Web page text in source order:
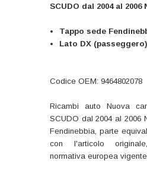
SCUDO dal 2004 al 2006
Tappo sede
Lato DX (passeggero)
Codice OEM: 9464802078
Ricambi auto Nuova
SCUDO dal 2004 al 2006
Fendinebbia, parte
con l'articolo
normativa europea vigente.